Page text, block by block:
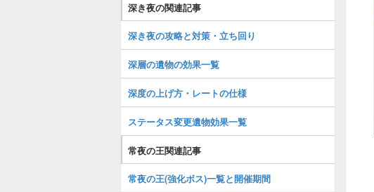
深き夜の関連記事
深き夜の攻略と対策・立ち回り
深層の遺物の効果一覧
深度の上げ方・レートの仕様
ステータス変更遺物効果一覧
常夜の王関連記事
常夜の王(強化ボス)一覧と開催期間